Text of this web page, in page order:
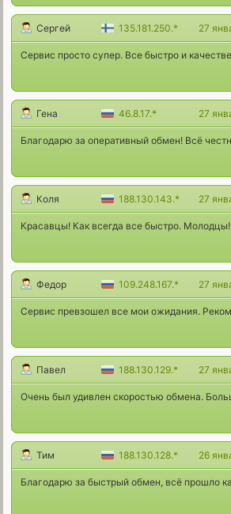
Сергей 135.181.250.* 27
Сервис просто супер. Все быстро и
Гена 46.8.17.* 27
Благодарю за оперативный обмен! Всё
Коля 188.130.143.* 27
Красавцы! Как всегда все быстро. Молодцы!
Федор 109.248.167.* 27
Сервис превзошел все мои ожидания.
Павел 188.130.129.* 27
Очень был удивлен скоростью обмена.
Тим 188.130.128.* 26
Благодарю за быстрый обмен, всё прошло